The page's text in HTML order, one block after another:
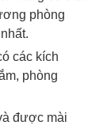
phòng
các kích
phòng
được mài